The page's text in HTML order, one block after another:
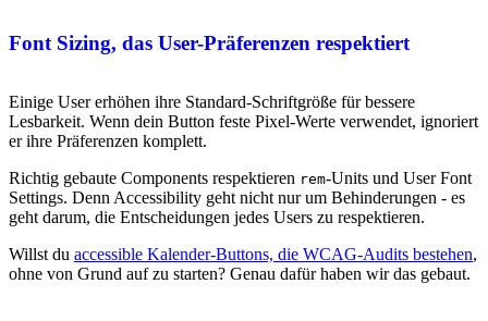
Font Sizing, das User-Präferenzen respektiert
Einige User erhöhen ihre Standard-Schriftgröße für bessere
Lesbarkeit. Wenn dein Button feste Pixel-Werte verwendet, ignoriert
er ihre Präferenzen komplett.
Richtig gebaute Components respektieren rem-Units und User Font
Settings. Denn Accessibility geht nicht nur um Behinderungen - es
geht darum, die Entscheidungen jedes Users zu respektieren.
Willst du accessible Kalender-Buttons, die WCAG-Audits bestehen,
ohne von Grund auf zu starten? Genau dafür haben wir das gebaut.